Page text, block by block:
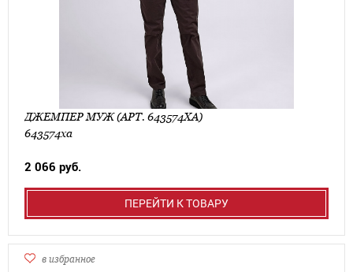
ДЖЕМПЕР МУЖ (АРТ. 643574ХА)
643574ха
2 066 руб.
ПЕРЕЙТИ К ТОВАРУ
в избранное